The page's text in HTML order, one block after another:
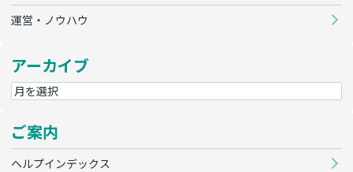
運営・ノウハウ
アーカイブ
ご案内
ヘルプインデックス